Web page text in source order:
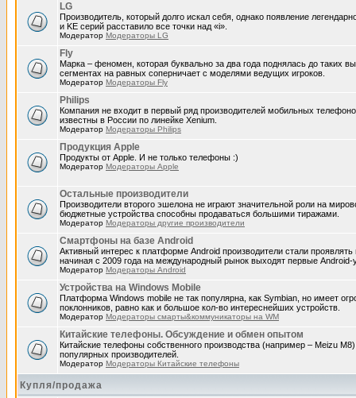
LG
Производитель, который долго искал себя, однако появление
и KE серий расставило все точки над «i».
Модератор Модераторы LG
Fly
Марка – феномен, которая буквально за два года поднялась до таких
сегментах на равных соперничает с моделями ведущих игроков.
Модератор Модераторы Fly
Philips
Компания не входит в первый ряд производителей мобильных
известны в России по линейке Xenium.
Модератор Модераторы Philips
Продукция Apple
Продукты от Apple. И не только телефоны :)
Модератор Модераторы Apple
Остальные производители
Производители второго эшелона не играют значительной роли на
бюджетные устройства способны продаваться большими тиражами.
Модератор Модераторы другие производители
Смартфоны на базе Android
Активный интерес к платформе Android производители стали
начиная с 2009 года на международный рынок выходят первые Android-
Модератор Модераторы Android
Устройства на Windows Mobile
Платформа Windows mobile не так популярна, как Symbian, но имеет
поклонников, равно как и большое кол-во интереснейших устройств.
Модератор Модераторы смарты&коммуникаторы на WM
Китайские телефоны. Обсуждение и обмен опытом
Китайские телефоны собственного производства (например – Meizu
популярных производителей.
Модератор Модераторы Китайские телефоны
Купля/продажа